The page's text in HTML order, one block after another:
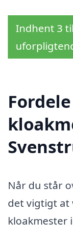
Indhent 3
Når du står
det vigtigt at
kloakmester